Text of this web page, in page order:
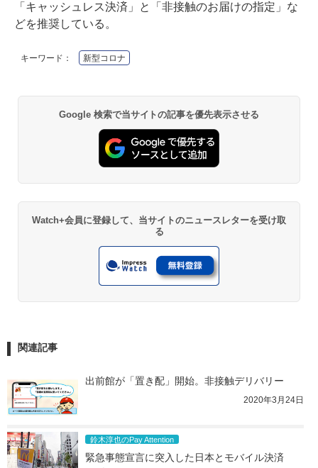
「キャッシュレス決済」と「非接触のお届けの指定」な
どを推奨している。
キーワード： 新型コロナ
Google 検索で当サイトの記事を優先表示させる
Watch+会員に登録して、当サイトのニュースレターを受け取
る
関連記事
出前館が「置き配」開始。非接触デリバリー
2020年3月24日
鈴木淳也のPay Attention
緊急事態宣言に突入した日本とモバイル決済